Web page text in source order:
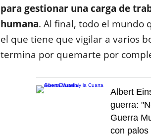
para gestionar una carga de
humana. Al final, todo el mundo
el que tiene que vigilar a varios
termina por quemarte por
Albert
guerra:
Guerra
con palos